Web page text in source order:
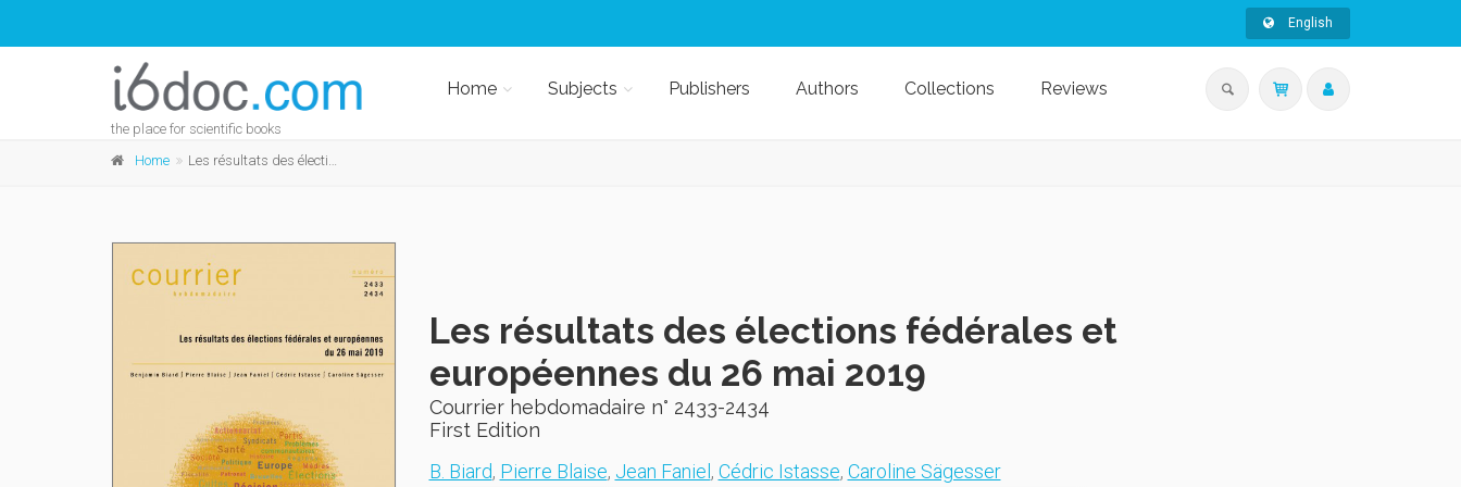
English
the place for scientific books
Home Subjects Publishers Authors Collections Reviews
Home Les résultats des élections fédérales et européennes du 26 mai 2019
Les résultats des élections fédérales et
européennes du 26 mai 2019
Courrier hebdomadaire n° 2433-2434
First Edition
B. Biard, Pierre Blaise, Jean Faniel , Cédric Istasse, Caroline Sägesser